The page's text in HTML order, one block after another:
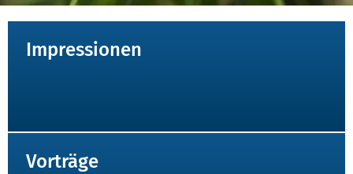
Impressionen
Vorträge